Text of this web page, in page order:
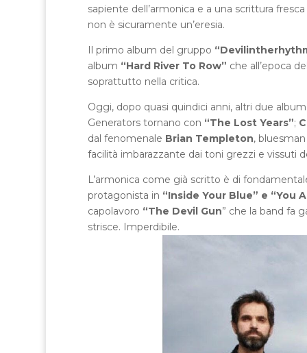
sapiente dell’armonica e a una scrittura
non è sicuramente un’eresia.
Il primo album del gruppo
album “Hard River To Row” che all’epoca
soprattutto nella critica.
Oggi, dopo quasi quindici anni, altri due
Generators tornano con “The Lost Years”;
dal fenomenale Brian Templeton,
facilità imbarazzante dai toni grezzi e vissuti
L’armonica come già scritto è di
protagonista in “Inside Your Blue” e “You
capolavoro “The Devil Gun” che la band fa
strisce. Imperdibile.